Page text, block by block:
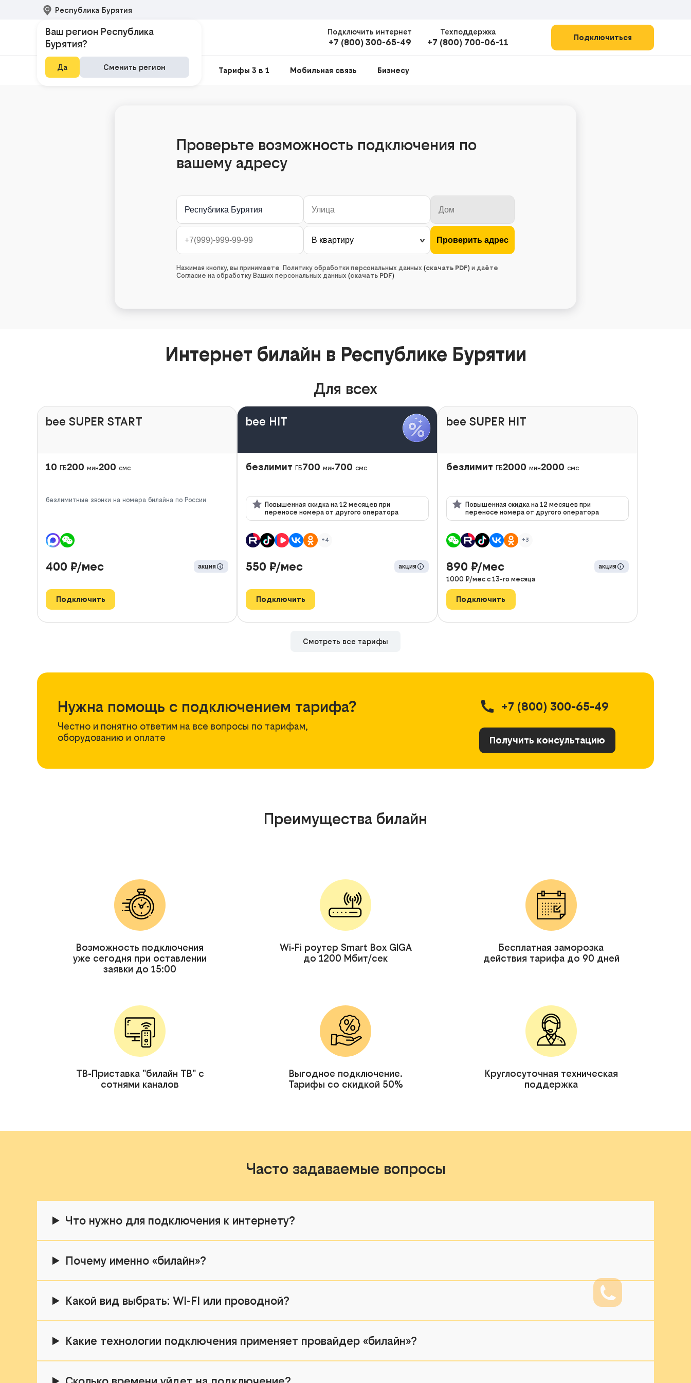
Республика Бурятия
Подключить интернет
+7 (800) 300-65-49
Техподдержка
+7 (800) 700-06-11 Подключиться
Домашний интернет Интернет и ТВ Тарифы 3 в 1 Мобильная связь Бизнесу
Проверьте возможность подключения по
вашему адресу
Республика Бурятия
Нажимая кнопку, вы принимаете Политику обработки персональных данных (скачать PDF) и даёте
Согласие на обработку Ваших персональных данных (скачать PDF)
Интернет билайн в Республике Бурятии
Для всех
bee SUPER START
10 ГБ200 мин200 смс
безлимитные звонки на номера билайна по России
400 ₽/мес акция
Подключить
bee HIT
безлимит ГБ700 мин700 смс
Повышенная скидка на 12 месяцев при
переносе номера от другого оператора
+4
550 ₽/мес акция
Подключить
bee SUPER HIT
безлимит ГБ2000 мин2000 смс
Повышенная скидка на 12 месяцев при
переносе номера от другого оператора
+3
890 ₽/мес
акция
1000 ₽/мес с 13-го месяца
Подключить
Смотреть все тарифы
Нужна помощь с подключением тарифа?
Честно и понятно ответим на все вопросы по тарифам,
оборудованию и оплате
+7 (800) 300-65-49
Получить консультацию
Преимущества билайн
Возможность подключения
уже сегодня при оставлении
заявки до 15:00
Wi-Fi роутер Smart Box GIGA
до 1200 Мбит/сек
Бесплатная заморозка
действия тарифа до 90 дней
ТВ-Приставка "билайн ТВ" с
сотнями каналов
Выгодное подключение.
Тарифы со скидкой 50%
Круглосуточная техническая
поддержка
Часто задаваемые вопросы
Что нужно для подключения к интернету?
Почему именно «билайн»?
Какой вид выбрать: WI-FI или проводной?
Какие технологии подключения применяет провайдер «билайн»?
Ваш регион Республика
Бурятия?
Да Сменить регион